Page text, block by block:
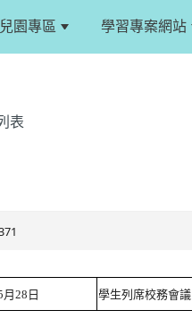
園專區 學習專案網站
表
月28日 學生列席校務會議